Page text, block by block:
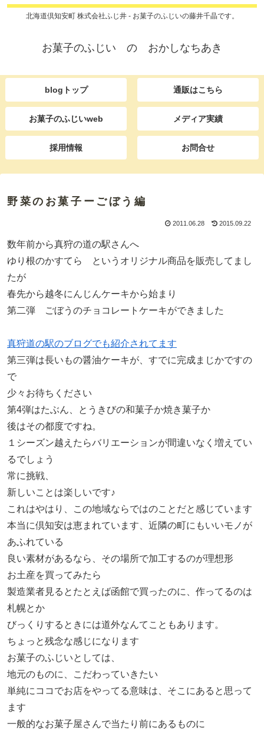
北海道倶知安町 株式会社ふじ井 - お菓子のふじいの藤井千晶です。
お菓子のふじい の おかしなちあき
blogトップ 通販はこちら
お菓子のふじいweb メディア実績
採用情報 お問合せ
野菜のお菓子ーごぼう編
2011.06.28 2015.09.22
数年前から真狩の道の駅さんへ
ゆり根のかすてら というオリジナル商品を販売してまし
たが
春先から越冬にんじんケーキから始まり
第二弾 ごぼうのチョコレートケーキができました
真狩道の駅のブログでも紹介されてます
第三弾は長いもの醤油ケーキが、すでに完成まじかですの
で
少々お待ちください
第4弾はたぶん、とうきびの和菓子か焼き菓子か
後はその都度ですね。
１シーズン越えたらバリエーションが間違いなく増えてい
るでしょう
常に挑戦、
新しいことは楽しいです♪
これはやはり、この地域ならではのことだと感じています
本当に倶知安は恵まれています、近隣の町にもいいモノが
あふれている
良い素材があるなら、その場所で加工するのが理想形
お土産を買ってみたら
製造業者見るとたとえば函館で買ったのに、作ってるのは
札幌とか
びっくりするときには道外なんてこともあります。
ちょっと残念な感じになります
お菓子のふじいとしては、
地元のものに、こだわっていきたい
単純にココでお店をやってる意味は、そこにあると思って
ます
一般的なお菓子屋さんで当たり前にあるものに